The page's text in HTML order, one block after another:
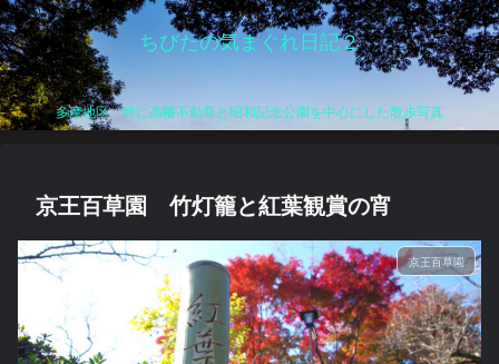
ちびたの気まぐれ日記２
多摩地区、特に高幡不動尊と昭和記念公園を中心にした散歩写真
京王百草園 竹灯籠と紅葉観賞の宵
京王百草園